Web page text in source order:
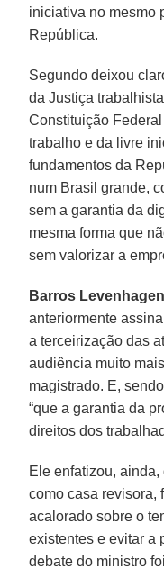
iniciativa no mesmo
República.
Segundo deixou
da Justiça
Constituição
trabalho e da livre
fundamentos da
num Brasil grande,
sem a garantia da
mesma forma que
sem valorizar a
Barros Levenhagen
anteriormente
a terceirização das
audiência muito
magistrado. E,
“que a garantia da
direitos dos
Ele enfatizou,
como casa revisora,
acalorado sobre o
existentes e evitar a
debate do ministro